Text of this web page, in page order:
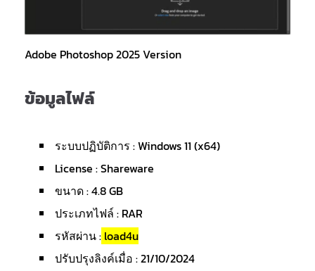
Adobe Photoshop 2025 Version
ข้อมูลไฟล์
ระบบปฏิบัติการ : Windows 11 (x64)
License : Shareware
ขนาด : 4.8 GB
ประเภทไฟล์ : RAR
รหัสผ่าน : load4u
ปรับปรุงลิงค์เมื่อ : 21/10/2024